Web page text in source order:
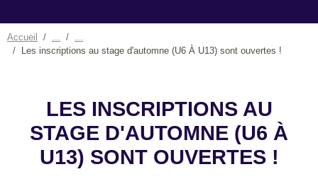
Accueil
Les inscriptions au stage d'automne (U6 À U13) sont ouvertes !
LES INSCRIPTIONS AU
STAGE D'AUTOMNE (U6 À
U13) SONT OUVERTES !